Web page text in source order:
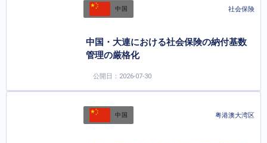
中国 社会保険
中国・大連における社会保険の納付基数
管理の厳格化
公開日：2026-07-30
中国 粤港澳大湾区